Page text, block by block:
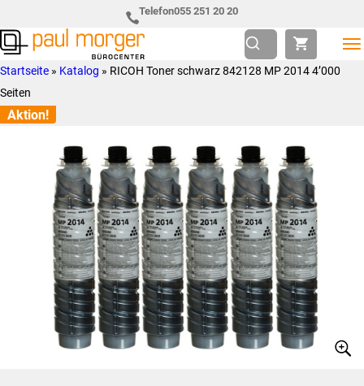
Hauptnavigation
springen
to
main
content
Telefon055 251 20 20
Paul
Morger
AG
so
individuell
wie
Startseite » Katalog » RICOH Toner schwarz 842128 MP 2014 4’000
Seiten
Aktion!